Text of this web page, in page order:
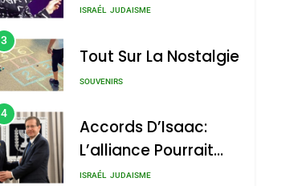
Nouvelle Chanson De
ISRAÉL JUDAISME
3
Tout Sur La Nostalgie
SOUVENIRS
4
Accords D’Isaac:
L’alliance Pourrait
S’étendre À 13 Pays
ISRAÉL JUDAISME